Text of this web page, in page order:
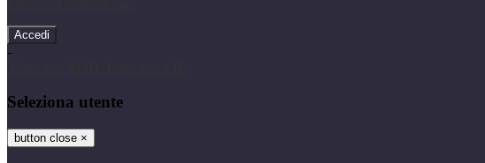
-
Seleziona utente
button close ×